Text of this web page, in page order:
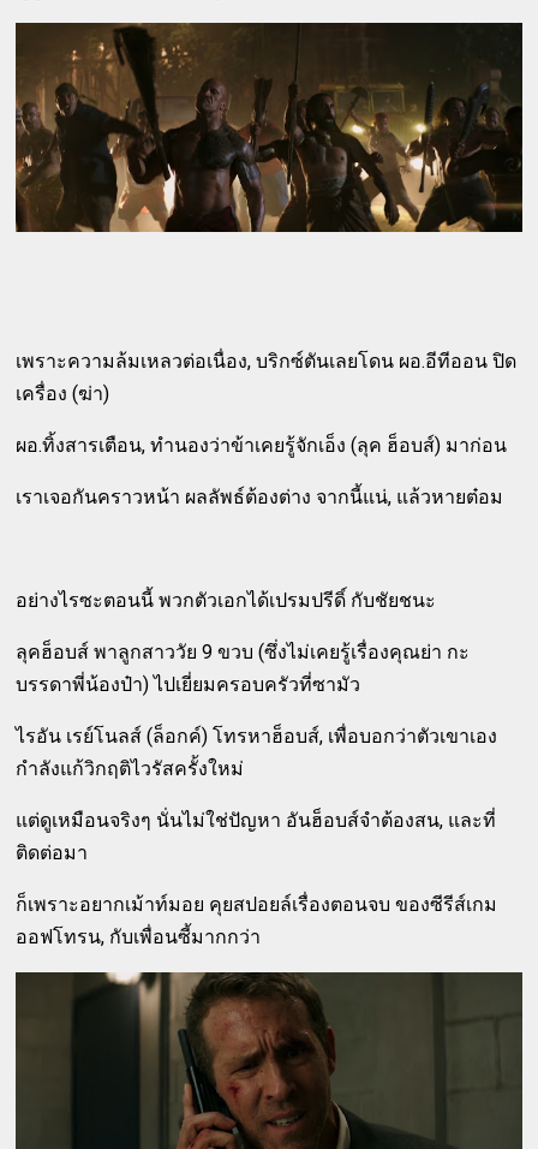
เพราะความล้มเหลวต่อเนื่อง, บริกซ์ตันเลยโดน ผอ.อีทีออน ปิด
เครื่อง (ฆ่า)
ผอ.ทิ้งสารเตือน, ทำนองว่าข้าเคยรู้จักเอ็ง (ลุค ฮ็อบส์) มาก่อน
เราเจอกันคราวหน้า ผลลัพธ์ต้องต่าง จากนี้แน่, แล้วหายต๋อม
อย่างไรซะตอนนี้ พวกตัวเอกได้เปรมปรีดิ์ กับชัยชนะ
ลุคฮ็อบส์ พาลูกสาววัย 9 ขวบ (ซึ่งไม่เคยรู้เรื่องคุณย่า กะ
บรรดาพี่น้องป๋า) ไปเยี่ยมครอบครัวที่ซามัว
ไรอัน เรย์โนลส์ (ล็อกค์) โทรหาฮ็อบส์, เพื่อบอกว่าตัวเขาเอง
กำลังแก้วิกฤติไวรัสครั้งใหม่
แต่ดูเหมือนจริงๆ นั่นไม่ใช่ปัญหา อันฮ็อบส์จำต้องสน, และที่
ติดต่อมา
ก็เพราะอยากเม้าท์มอย คุยสปอยล์เรื่องตอนจบ ของซีรีส์เกม
ออฟโทรน, กับเพื่อนซี้มากกว่า